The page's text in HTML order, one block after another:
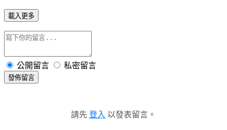
載入更多
公開留言 私密留言
發佈留言
請先 登入 以發表留言。